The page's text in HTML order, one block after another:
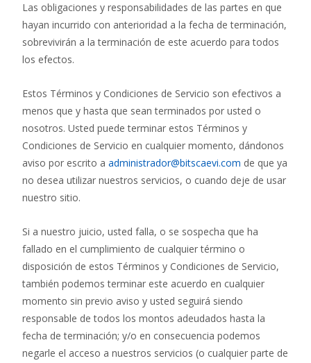
Las obligaciones y responsabilidades de las partes en que
hayan incurrido con anterioridad a la fecha de terminación,
sobrevivirán a la terminación de este acuerdo para todos
los efectos.
Estos Términos y Condiciones de Servicio son efectivos a
menos que y hasta que sean terminados por usted o
nosotros. Usted puede terminar estos Términos y
Condiciones de Servicio en cualquier momento, dándonos
aviso por escrito a administrador@bitscaevi.com de que ya
no desea utilizar nuestros servicios, o cuando deje de usar
nuestro sitio.
Si a nuestro juicio, usted falla, o se sospecha que ha
fallado en el cumplimiento de cualquier término o
disposición de estos Términos y Condiciones de Servicio,
también podemos terminar este acuerdo en cualquier
momento sin previo aviso y usted seguirá siendo
responsable de todos los montos adeudados hasta la
fecha de terminación; y/o en consecuencia podemos
negarle el acceso a nuestros servicios (o cualquier parte de